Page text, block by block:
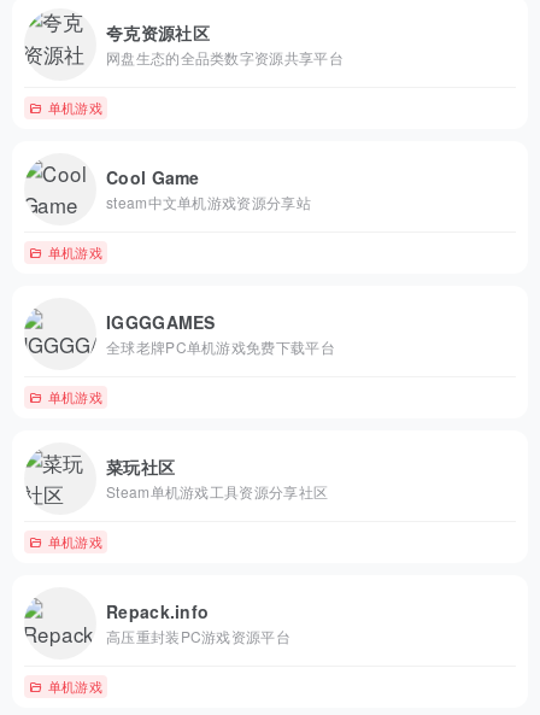
夸克资源社区
网盘生态的全品类数字资源共享平台
单机游戏
Cool Game
steam中文单机游戏资源分享站
单机游戏
IGGGGAMES
全球老牌PC单机游戏免费下载平台
单机游戏
菜玩社区
Steam单机游戏工具资源分享社区
单机游戏
Repack.info
高压重封装PC游戏资源平台
单机游戏